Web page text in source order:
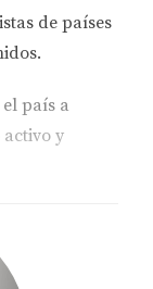
de países
país a
y
para